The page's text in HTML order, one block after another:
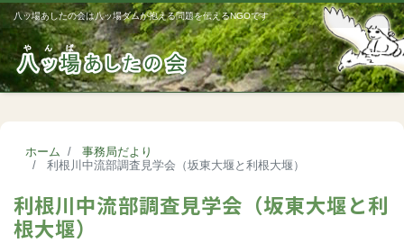
八ッ場あしたの会は八ッ場ダムが抱える問題を伝えるNGOです
ホーム
事務局だより
利根川中流部調査見学会（坂東大堰と利根大堰）
利根川中流部調査見学会（坂東大堰と利
根大堰）